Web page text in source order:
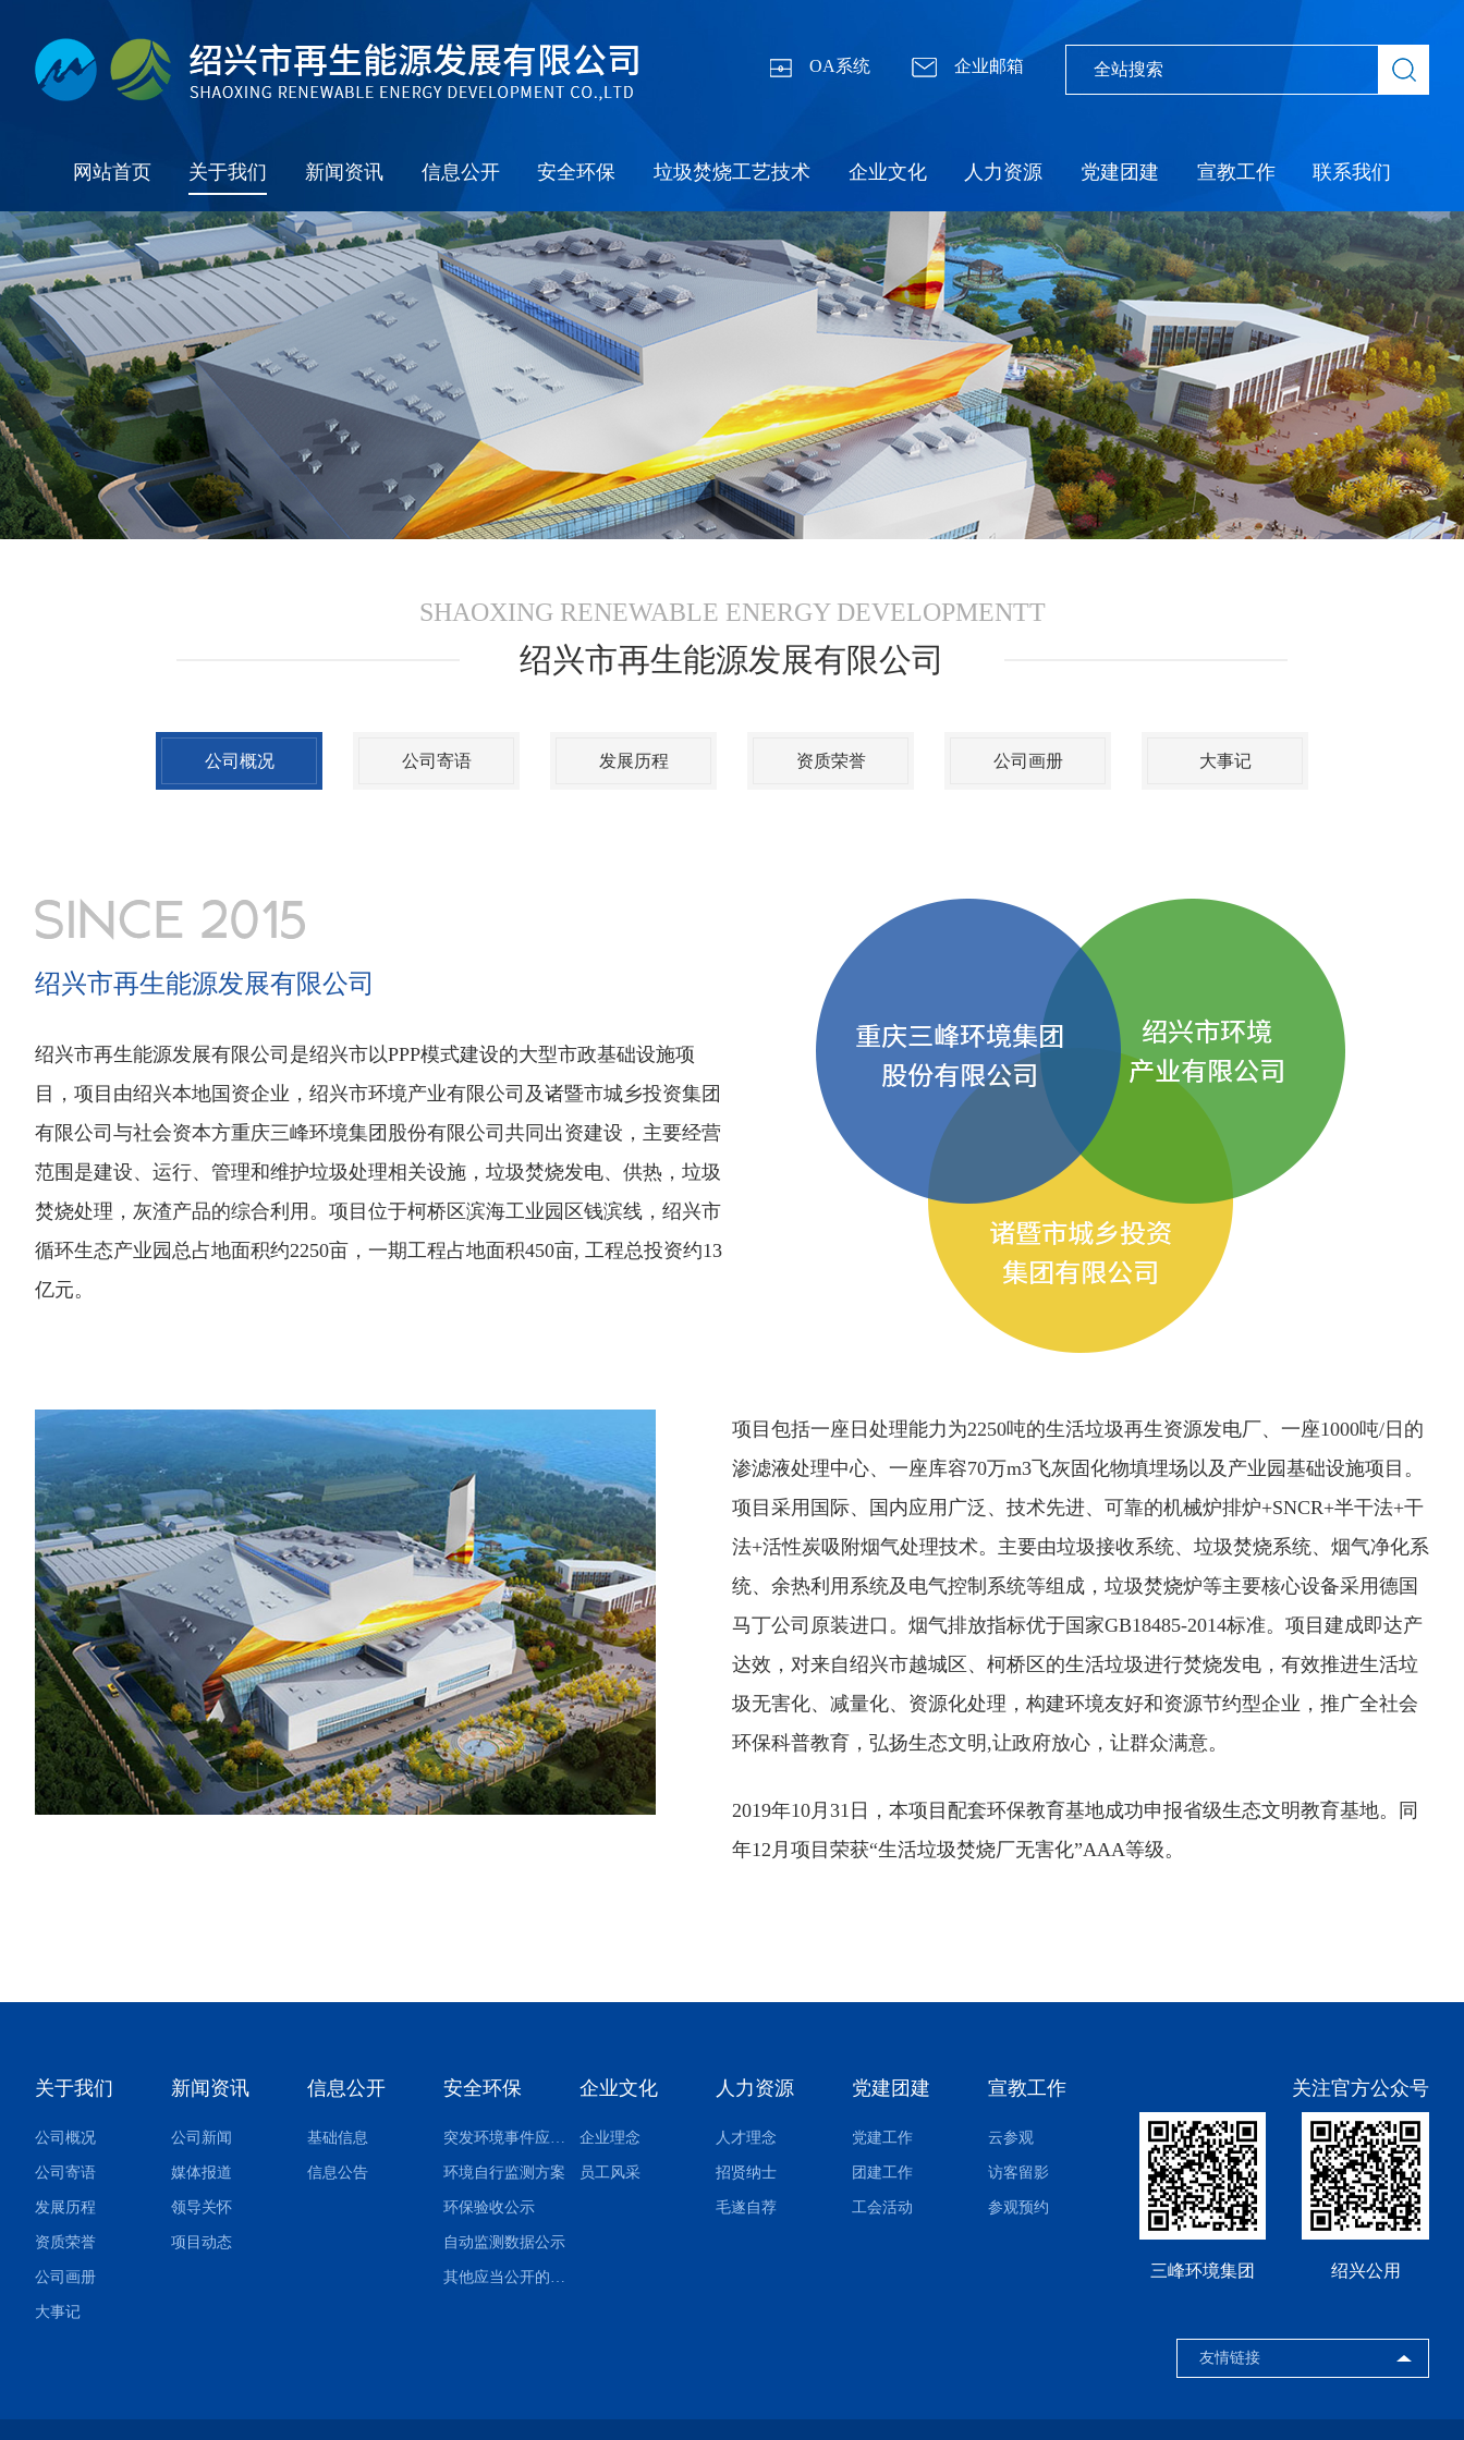
OA系统 企业邮箱
网站首页 关于我们 新闻资讯 信息公开 安全环保 垃圾焚烧工艺技术 企业文化 人力资源 党建团建 宣教工作 联系我们
SHAOXING RENEWABLE ENERGY DEVELOPMENTT
绍兴市再生能源发展有限公司
公司概况 公司寄语 发展历程 资质荣誉 公司画册 大事记
绍兴市再生能源发展有限公司
绍兴市再生能源发展有限公司是绍兴市以PPP模式建设的大型市政基础设施项
目，项目由绍兴本地国资企业，绍兴市环境产业有限公司及诸暨市城乡投资集团
有限公司与社会资本方重庆三峰环境集团股份有限公司共同出资建设，主要经营
范围是建设、运行、管理和维护垃圾处理相关设施，垃圾焚烧发电、供热，垃圾
焚烧处理，灰渣产品的综合利用。项目位于柯桥区滨海工业园区钱滨线，绍兴市
循环生态产业园总占地面积约2250亩，一期工程占地面积450亩, 工程总投资约13
亿元。
项目包括一座日处理能力为2250吨的生活垃圾再生资源发电厂、一座1000吨/日的
渗滤液处理中心、一座库容70万m3飞灰固化物填埋场以及产业园基础设施项目。
项目采用国际、国内应用广泛、技术先进、可靠的机械炉排炉+SNCR+半干法+干
法+活性炭吸附烟气处理技术。主要由垃圾接收系统、垃圾焚烧系统、烟气净化系
统、余热利用系统及电气控制系统等组成，垃圾焚烧炉等主要核心设备采用德国
马丁公司原装进口。烟气排放指标优于国家GB18485-2014标准。项目建成即达产
达效，对来自绍兴市越城区、柯桥区的生活垃圾进行焚烧发电，有效推进生活垃
圾无害化、减量化、资源化处理，构建环境友好和资源节约型企业，推广全社会
环保科普教育，弘扬生态文明,让政府放心，让群众满意。
2019年10月31日，本项目配套环保教育基地成功申报省级生态文明教育基地。同
年12月项目荣获“生活垃圾焚烧厂无害化”AAA等级。
关于我们
公司概况
公司寄语
发展历程
资质荣誉
公司画册
大事记
新闻资讯
公司新闻
媒体报道
领导关怀
项目动态
信息公开
基础信息
信息公告
安全环保
突发环境事件应急预案
环境自行监测方案
环保验收公示
自动监测数据公示
其他应当公开的环境信息
企业文化
企业理念
员工风采
人力资源
人才理念
招贤纳士
毛遂自荐
党建团建
党建工作
团建工作
工会活动
宣教工作
云参观
访客留影
参观预约
关注官方公众号
三峰环境集团 绍兴公用